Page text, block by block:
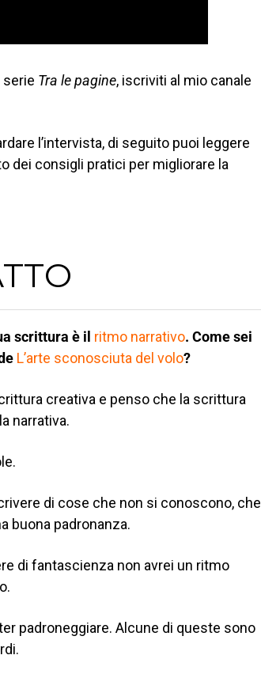
serie Tra le pagine, iscriviti al mio canale
l’intervista, di seguito puoi leggere
dei consigli pratici per migliorare la
scrittura è il ritmo narrativo. Come sei
L’arte sconosciuta del volo?
creativa e penso che la scrittura
narrativa.
di cose che non si conoscono, che
buona padronanza.
di fantascienza non avrei un ritmo
padroneggiare. Alcune di queste sono